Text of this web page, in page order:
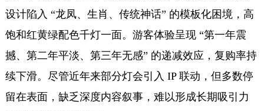
设计陷入 “龙凤、生肖、传统神话” 的模板化困境，高
饱和红黄绿配色千灯一面。游客体验呈现 “第一年震
撼、第二年平淡、第三年无感” 的递减效应，复购率持
续下滑。尽管近年来部分灯会引入 IP 联动，但多数停
留在表面，缺乏深度内容叙事，难以形成长期吸引力